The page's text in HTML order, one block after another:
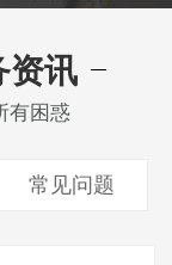
资讯
有困惑
常见问题